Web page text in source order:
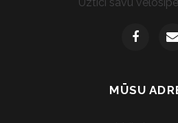
Uztici savu
MŪSU